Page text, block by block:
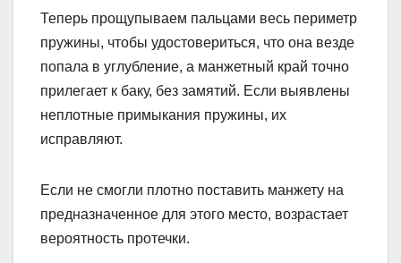
Теперь прощупываем пальцами весь периметр
пружины, чтобы удостовериться, что она везде
попала в углубление, а манжетный край точно
прилегает к баку, без замятий. Если выявлены
неплотные примыкания пружины, их
исправляют.
Если не смогли плотно поставить манжету на
предназначенное для этого место, возрастает
вероятность протечки.